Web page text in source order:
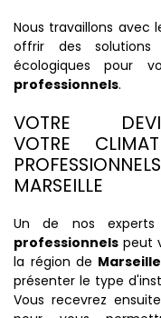
Nous travaillons avec
offrir des solutions
écologiques pour
professionnels.
VOTRE
VOTRE
MARSEILLE
Un de nos
professionnels peut
la région de Marseille
présenter le type
Vous recevrez